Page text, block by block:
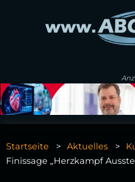
Startseite Aktuelles
Finissage „Herzkampf